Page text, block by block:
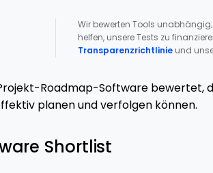
Wir bewerten Tools
helfen, unsere Tests zu
Transparenzrichtlinieund
Roadmap-Software bewertet,
planen und verfolgen können.
Shortlist